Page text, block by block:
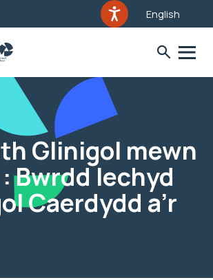
English
Glinigol mewn
Bwrdd Iechyd
Caerdydd a’r